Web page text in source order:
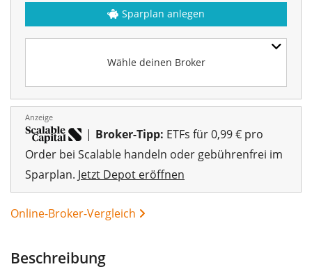
Wähle deinen Broker
Sparplan anlegen
Anzeige
| Broker-Tipp: ETFs für 0,99 € pro
Order bei Scalable handeln oder gebührenfrei im
Sparplan. Jetzt Depot eröffnen
Online-Broker-Vergleich
Beschreibung